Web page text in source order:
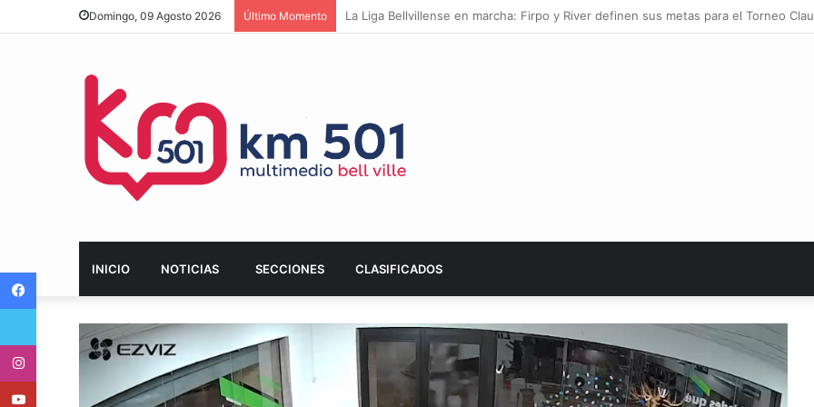
Domingo, 09 Agosto 2026 Último Momento Villa María sumará tecnologías de economía circular
INICIO NOTICIAS SECCIONES CLASIFICADOS
Instagram